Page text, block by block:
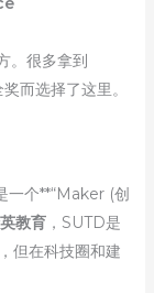
。很多拿到
而选择了这里。
一个**“Maker (创
教育，SUTD是
但在科技圈和建